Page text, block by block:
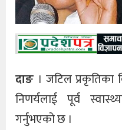
दाङ । जटिल प्रकृतिका
निणर्यलाई पूर्व
गर्नुभएको छ ।